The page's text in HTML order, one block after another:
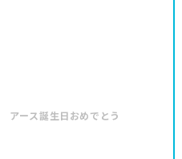
アース誕生日おめでとう